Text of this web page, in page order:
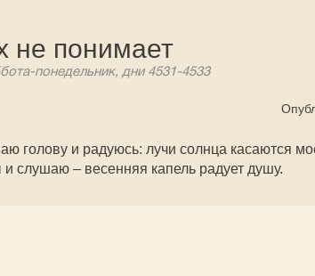
не понимает
понедельник, дни 4531-4533
голову и радуюсь: лучи солнца касаются
слушаю – весенняя капель радует душу.